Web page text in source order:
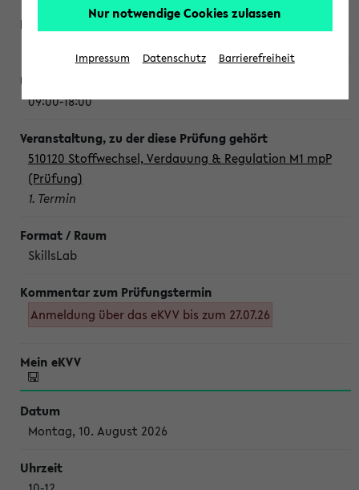
09:00-18:00
510120 Stoffwechsel, Verdauung & Regulation M1 mpP
(Prüfung)
1. Termin
SkillsLab
Anmeldung über das eKVV bis zum 27.07.26
Montag, 10. August 2026
Nur notwendige Cookies zulassen
Impressum Datenschutz Barrierefreiheit